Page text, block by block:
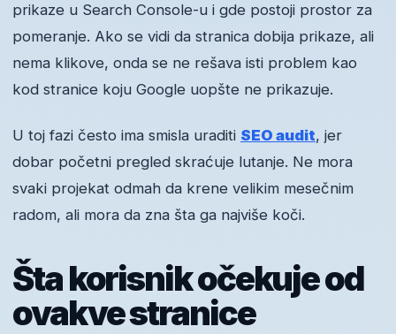
prikaze u Search Console-u i gde postoji prostor za
pomeranje. Ako se vidi da stranica dobija prikaze, ali
nema klikove, onda se ne rešava isti problem kao
kod stranice koju Google uopšte ne prikazuje.
U toj fazi često ima smisla uraditi SEO audit, jer
dobar početni pregled skraćuje lutanje. Ne mora
svaki projekat odmah da krene velikim mesečnim
radom, ali mora da zna šta ga najviše koči.
Šta korisnik očekuje od
ovakve stranice